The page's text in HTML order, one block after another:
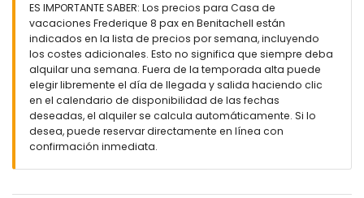
baño con doble lavabo, bañera, ducha y aseo
Interior del apartamento interior
dormitorio con aire acondicionado y cama doble
baño con lavabo individual, ducha y aseo
Exterior de esta casa de vacaciones
parcela vallada
piscina privada de 10m x 5m y 2m de profundidad
con tumbonas
ES IMPORTANTE SABER: Los precios para Casa de
vacaciones Frederique 8 pax en Benitachell están
indicados en la lista de precios por semana, incluyendo
los costes adicionales. Esto no significa que siempre deba
alquilar una semana. Fuera de la temporada alta puede
elegir libremente el día de llegada y salida haciendo clic
en el calendario de disponibilidad de las fechas
deseadas, el alquiler se calcula automáticamente. Si lo
desea, puede reservar directamente en línea con
confirmación inmediata.